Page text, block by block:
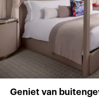
Geniet van